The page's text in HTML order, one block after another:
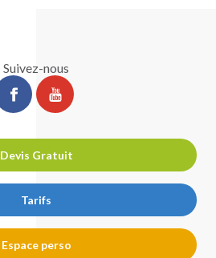
Suivez-nous
ChirurgiePro
sur
ChirurgiePro
sur
Devis Gratuit
Tarifs
Espace perso